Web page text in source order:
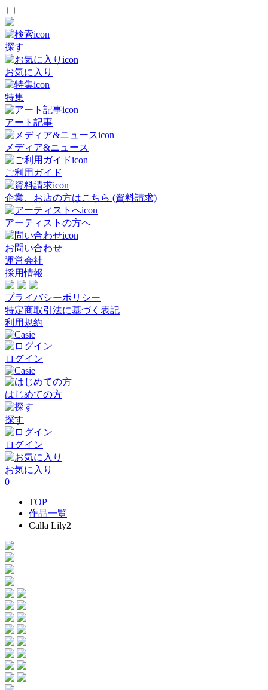
探す
お気に入り
特集
アート記事
メディア&ニュース
ご利用ガイド
企業、お店の方はこちら (資料請求)
アーティストの方へ
お問い合わせ
運営会社
採用情報
プライバシーポリシー
特定商取引法に基づく表記
利用規約
ログイン
はじめての方
探す
ログイン
お気に入り
0
TOP
作品一覧
Calla Lily2